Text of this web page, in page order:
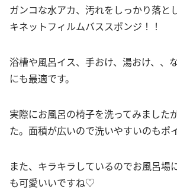
ガンコな水アカ、汚れをしっかり落と
キネットフィルムバススポンジ！！
浴槽や風呂イス、手おけ、湯おけ、、
にも最適です。
実際にお風呂の椅子を洗ってみました
た。面積が広いので洗いやすいのもポ
また、キラキラしているのでお風呂場
も可愛いいですね♡